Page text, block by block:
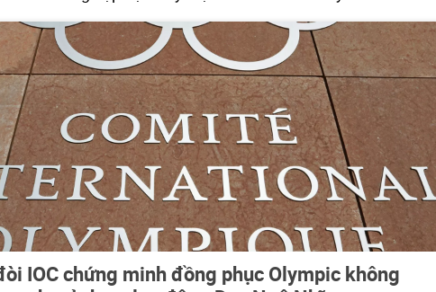
IOC chứng minh đồng phục Olympic không